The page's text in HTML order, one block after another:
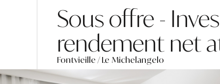
Sous offre -
rendement net
Fontvieille / Le Michelangelo